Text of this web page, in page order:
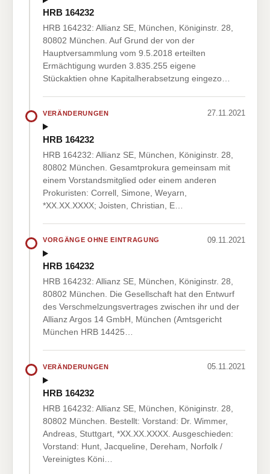
HRB 164232
HRB 164232: Allianz SE, München, Königinstr. 28,
80802 München. Auf Grund der von der
Hauptversammlung vom 9.5.2018 erteilten
Ermächtigung wurden 3.835.255 eigene
Stückaktien ohne Kapitalherabsetzung eingezo…
VERÄNDERUNGEN 27.11.2021
HRB 164232
HRB 164232: Allianz SE, München, Königinstr. 28,
80802 München. Gesamtprokura gemeinsam mit
einem Vorstandsmitglied oder einem anderen
Prokuristen: Correll, Simone, Weyarn,
*XX.XX.XXXX; Joisten, Christian, E…
VORGÄNGE OHNE EINTRAGUNG 09.11.2021
HRB 164232
HRB 164232: Allianz SE, München, Königinstr. 28,
80802 München. Die Gesellschaft hat den Entwurf
des Verschmelzungsvertrages zwischen ihr und der
Allianz Argos 14 GmbH, München (Amtsgericht
München HRB 14425…
VERÄNDERUNGEN 05.11.2021
HRB 164232
HRB 164232: Allianz SE, München, Königinstr. 28,
80802 München. Bestellt: Vorstand: Dr. Wimmer,
Andreas, Stuttgart, *XX.XX.XXXX. Ausgeschieden:
Vorstand: Hunt, Jacqueline, Dereham, Norfolk /
Vereinigtes Köni…